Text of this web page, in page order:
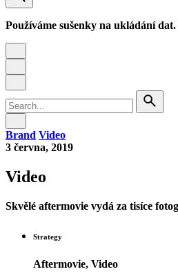
Používáme sušenky na ukládání
for
Brand Video
3 června, 2019
Video
Skvělé aftermovie vydá za tisíce
Strategy
Aftermovie, Video